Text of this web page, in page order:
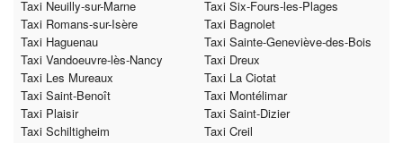
Taxi Neuilly-sur-Marne
Taxi Six-Fours-les-Plages
Taxi Romans-sur-Isère
Taxi Bagnolet
Taxi Haguenau
Taxi Sainte-Geneviève-des-Bois
Taxi Vandoeuvre-lès-Nancy
Taxi Dreux
Taxi Les Mureaux
Taxi La Ciotat
Taxi Saint-Benoît
Taxi Montélimar
Taxi Plaisir
Taxi Saint-Dizier
Taxi Schiltigheim
Taxi Creil